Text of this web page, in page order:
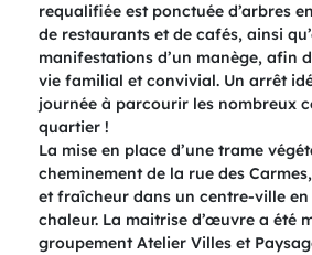
requalifiée est ponctuée d’arbres
de restaurants et de cafés, ainsi
manifestations d’un manège, afin
vie familial et convivial. Un arrêt
journée à parcourir les nombreux
quartier !
La mise en place d’une trame
cheminement de la rue des
et fraîcheur dans un centre-ville
chaleur. La maitrise d’œuvre a été
groupement Atelier Villes et